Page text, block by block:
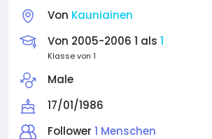
Von Kauniainen
Von 2005-2006 1 als 1
Klasse von 1
Male
17/01/1986
Follower 1 Menschen